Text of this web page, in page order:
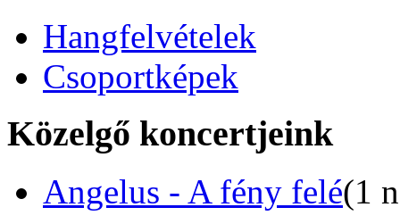
Hangfelvételek
Csoportképek
Közelgő koncertjeink
Angelus - A fény felé(1